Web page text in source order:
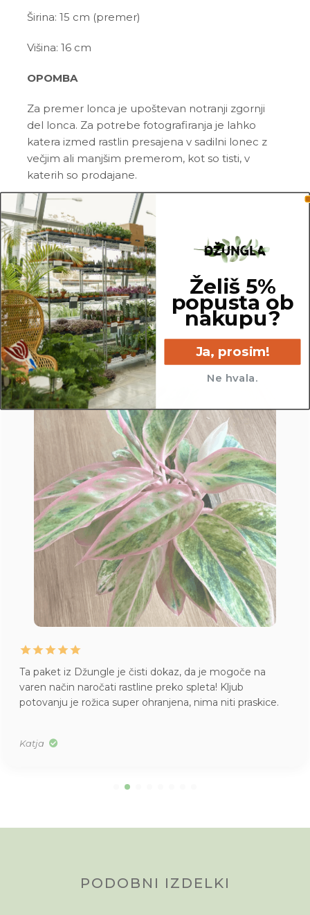
Širina: 15 cm (premer)
Višina: 16 cm
OPOMBA
Za premer lonca je upoštevan notranji zgornji
del lonca. Za potrebe fotografiranja je lahko
katera izmed rastlin presajena v sadilni lonec z
večjim ali manjšim premerom, kot so tisti, v
katerih so prodajane.
15 cm
Ta paket iz Džungle je čisti dokaz, da je mogoče na
varen način naročati rastline preko spleta! Kljub
potovanju je rožica super ohranjena, nima niti praskice.
Katja
PODOBNI IZDELKI
Želiš 5%
popusta ob
nakupu?
Ja, prosim!
Ne hvala.